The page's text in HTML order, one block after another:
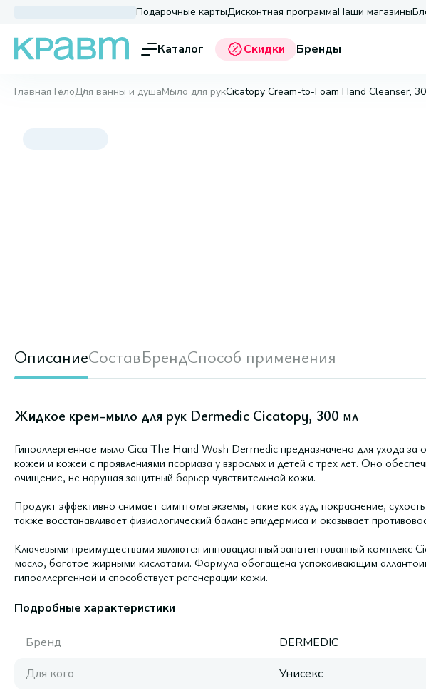
Подарочные картыДисконтная программаНаши магазины
Каталог Скидки Бренды
ГлавнаяТелоДля ванны и душаМыло для рукCicatopy Cream-to-Foam Hand Cleanser,
ОписаниеСоставБрендСпособ применения
Жидкое крем-мыло для рук Dermedic Cicatopy, 300 мл
Гипоаллергенное мыло Cica The Hand Wash Dermedic предназначено для ухода за
кожей и кожей с проявлениями псориаза у взрослых и детей с трех лет. Оно
очищение, не нарушая защитный барьер чувствительной кожи.
Продукт эффективно снимает симптомы экземы, такие как зуд, покраснение,
также восстанавливает физиологический баланс эпидермиса и оказывает
Ключевыми преимуществами являются инновационный запатентованный комплекс
масло, богатое жирными кислотами. Формула обогащена успокаивающим
гипоаллергенной и способствует регенерации кожи.
Подробные характеристики
Бренд
DERMEDIC
Для кого
Унисекс